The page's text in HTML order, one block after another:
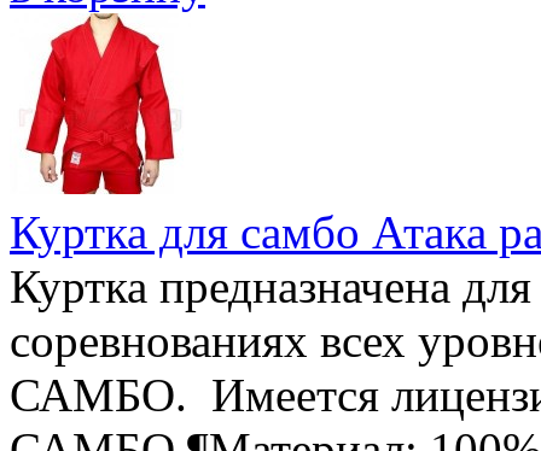
Куртка для самбо Атака
Куртка предназначена
соревнованиях всех
САМБО. Имеется